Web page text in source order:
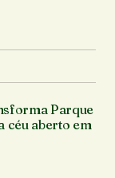
Parque
céu aberto em